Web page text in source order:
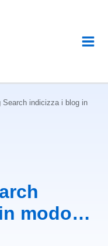
Search indicizza i blog in
modo…